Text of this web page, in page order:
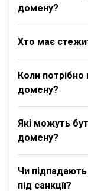
домену?
Хто має
Коли
домену?
Які можуть
домену?
Чи підпадають
під санкції?